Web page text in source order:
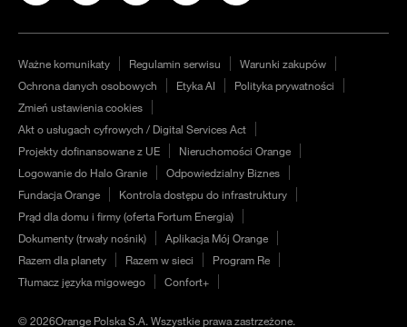
Ważne komunikaty Regulamin serwisu
Warunki zakupów
Ochrona danych osobowych
Etyka AI
Polityka prywatności
Zmień ustawienia cookies
Akt o usługach cyfrowych / Digital Services Act
Projekty dofinansowane z UE
Nieruchomości Orange
Logowanie do Halo Granie
Odpowiedzialny Biznes
Fundacja Orange
Kontrola dostępu do infrastruktury
Prąd dla domu i firmy (oferta Fortum Energia)
Dokumenty (trwały nośnik)
Aplikacja Mój Orange
Razem dla planety
Razem w sieci
Program Re
Tłumacz języka migowego
Confort+
©2026Orange Polska S.A. Wszystkie prawa zastrzeżone.